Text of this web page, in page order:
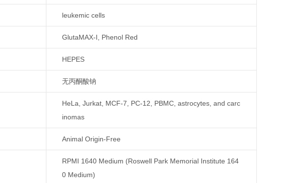
leukemic cells
GlutaMAX-I, Phenol Red
HEPES
无丙酮酸钠
HeLa, Jurkat, MCF-7, PC-12, PBMC, astrocytes, and carc
inomas
Animal Origin-Free
RPMI 1640 Medium (Roswell Park Memorial Institute 164
0 Medium)